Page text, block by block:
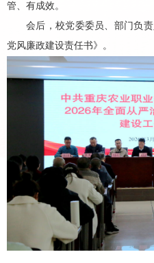
管、有成效。
会后 ，校党委委员、部门负责
党风廉政建设责任书》。